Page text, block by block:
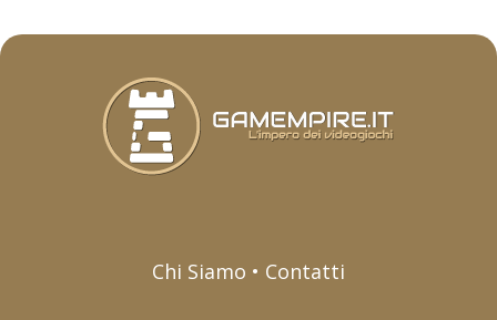
Chi Siamo • Contatti